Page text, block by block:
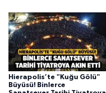
Hierapolis’te "Kuğu Gölü"
Büyüsü! Binlerce